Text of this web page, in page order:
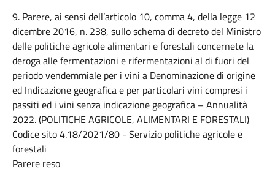
9. Parere, ai sensi dell’articolo 10, comma 4, della legge 12
dicembre 2016, n. 238, sullo schema di decreto del Ministro
delle politiche agricole alimentari e forestali concernete la
deroga alle fermentazioni e rifermentazioni al di fuori del
periodo vendemmiale per i vini a Denominazione di origine
ed Indicazione geografica e per particolari vini compresi i
passiti ed i vini senza indicazione geografica – Annualità
2022. (POLITICHE AGRICOLE, ALIMENTARI E FORESTALI)
Codice sito 4.18/2021/80 - Servizio politiche agricole e
forestali
Parere reso